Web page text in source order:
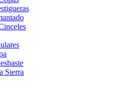
Sierra